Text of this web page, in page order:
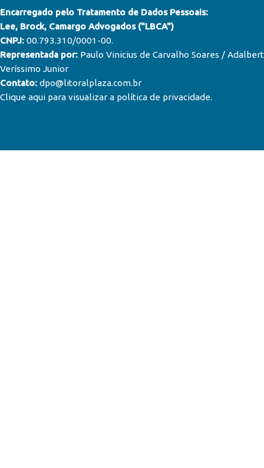
Encarregado pelo Tratamento de Dados Pessoais:
Lee, Brock, Camargo Advogados ("LBCA")
CNPJ: 00.793.310/0001-00.
Representada por: Paulo Vinicius de Carvalho Soares /
Veríssimo Junior
Contato: dpo@litoralplaza.com.br
Clique aqui para visualizar a política de privacidade.